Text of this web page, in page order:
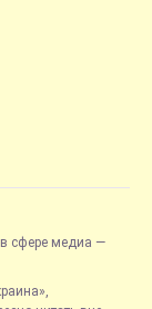
в сфере медиа —